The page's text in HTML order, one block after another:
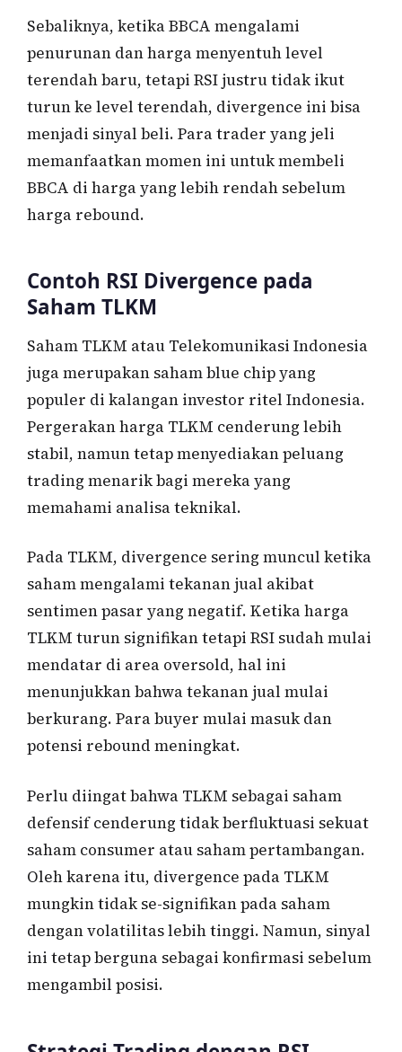
Sebaliknya, ketika BBCA mengalami
penurunan dan harga menyentuh level
terendah baru, tetapi RSI justru tidak ikut
turun ke level terendah, divergence ini bisa
menjadi sinyal beli. Para trader yang jeli
memanfaatkan momen ini untuk membeli
BBCA di harga yang lebih rendah sebelum
harga rebound.
Contoh RSI Divergence pada
Saham TLKM
Saham TLKM atau Telekomunikasi Indonesia
juga merupakan saham blue chip yang
populer di kalangan investor ritel Indonesia.
Pergerakan harga TLKM cenderung lebih
stabil, namun tetap menyediakan peluang
trading menarik bagi mereka yang
memahami analisa teknikal.
Pada TLKM, divergence sering muncul ketika
saham mengalami tekanan jual akibat
sentimen pasar yang negatif. Ketika harga
TLKM turun signifikan tetapi RSI sudah mulai
mendatar di area oversold, hal ini
menunjukkan bahwa tekanan jual mulai
berkurang. Para buyer mulai masuk dan
potensi rebound meningkat.
Perlu diingat bahwa TLKM sebagai saham
defensif cenderung tidak berfluktuasi sekuat
saham consumer atau saham pertambangan.
Oleh karena itu, divergence pada TLKM
mungkin tidak se-signifikan pada saham
dengan volatilitas lebih tinggi. Namun, sinyal
ini tetap berguna sebagai konfirmasi sebelum
mengambil posisi.